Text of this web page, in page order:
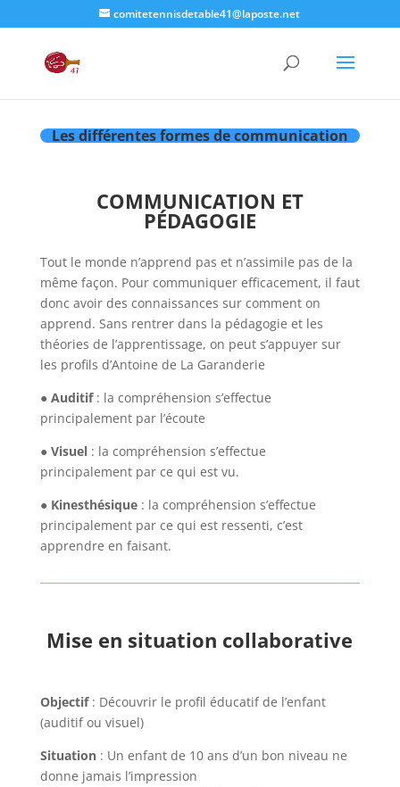
comitetennisdetable41@laposte.net
Les différentes formes de communication
COMMUNICATION ET
PÉDAGOGIE
Tout le monde n’apprend pas et n’assimile pas de la
même façon. Pour communiquer efficacement, il faut
donc avoir des connaissances sur comment on
apprend. Sans rentrer dans la pédagogie et les
théories de l’apprentissage, on peut s’appuyer sur
les profils d’Antoine de La Garanderie
● Auditif: la compréhension s’effectue
principalement par l’écoute
● Visuel: la compréhension s’effectue
principalement par ce qui est vu.
● Kinesthésique: la compréhension s’effectue
principalement par ce qui est ressenti, c’est
apprendre en faisant.
Mise en situation collaborative
Objectif: Découvrir le profil éducatif de l’enfant
(auditif ou visuel)
Situation: Un enfant de 10 ans d’un bon niveau ne
donne jamais l’impression